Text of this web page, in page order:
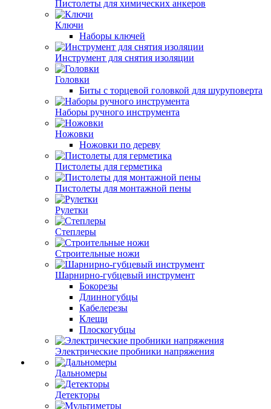
Пистолеты для химических анкеров
Ключи
Наборы ключей
Инструмент для снятия изоляции
Головки
Биты с торцевой головкой для шуруповерта
Наборы ручного инструмента
Ножовки
Ножовки по дереву
Пистолеты для герметика
Пистолеты для монтажной пены
Рулетки
Степлеры
Строительные ножи
Шарнирно-губцевый инструмент
Бокорезы
Длинногубцы
Кабелерезы
Клещи
Плоскогубцы
Электрические пробники напряжения
Дальномеры
Детекторы